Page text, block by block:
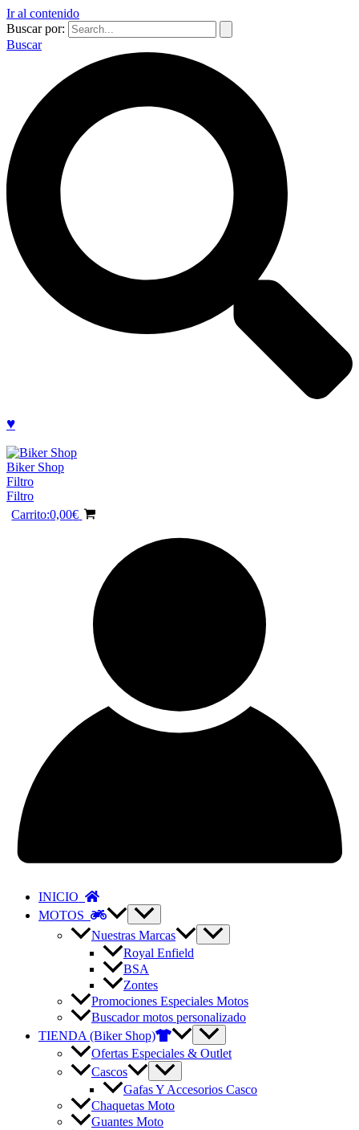
Ir al contenido
Buscar por:
Buscar
♥
Biker Shop
Filtro
Filtro
Carrito:0,00€
INICIO
MOTOS
Nuestras Marcas
Royal Enfield
BSA
Zontes
Promociones Especiales Motos
Buscador motos personalizado
TIENDA (Biker Shop)
Ofertas Especiales & Outlet
Cascos
Gafas Y Accesorios Casco
Chaquetas Moto
Guantes Moto